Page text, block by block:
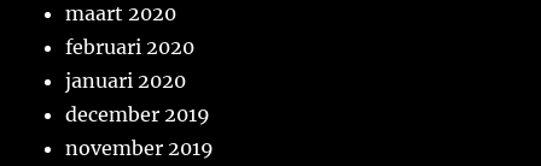
maart 2020
februari 2020
januari 2020
december 2019
november 2019